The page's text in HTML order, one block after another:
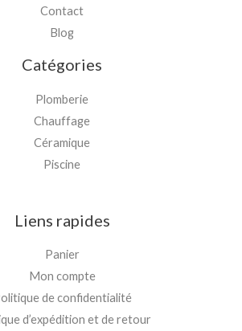
Contact
Blog
Catégories
Plomberie
Chauffage
Céramique
Piscine
Liens rapides
Panier
Mon compte
de confidentialité
d’expédition et de retour